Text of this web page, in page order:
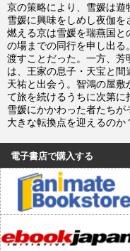
京の策略により、雪媛は遊
雪媛に興味をしめし夜伽
燃える京は雪媛を瑞燕国
の場までの同行を申し出る
渡すことだった。一方、
は、王家の息子・天宝と間
天祐と出会う。智鴻の屋
て旅を続けるうちに次第に
雪媛にかかわった者たち
大きな転換点を迎えるの
電子書店で購入する